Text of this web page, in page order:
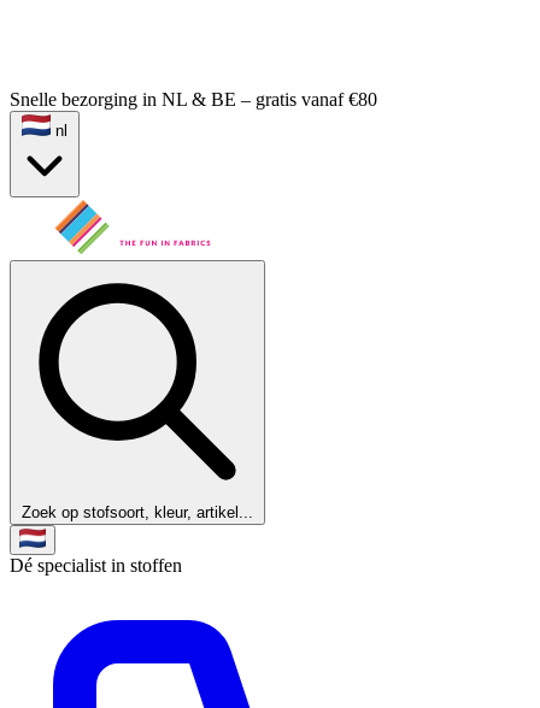
Snelle bezorging in NL & BE – gratis vanaf €80
nl
Zoek op stofsoort, kleur, artikel...
Dé specialist in stoffen